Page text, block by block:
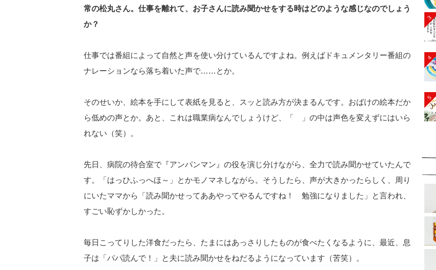
常の松丸さん。仕事を離れて、お子さんに読み聞かせをする時はどのような感じなのでしょう
か？
仕事では番組によって自然と声を使い分けているんですよね。例えばドキュメンタリー番組の
ナレーションなら落ち着いた声で……とか。
そのせいか、絵本を手にして表紙を見ると、スッと読み方が決まるんです。おばけの絵本だか
ら低めの声とか。あと、これは職業病なんでしょうけど、「 」の中は声色を変えずにはいら
れない（笑）。
先日、病院の待合室で『アンパンマン』の役を演じ分けながら、全力で読み聞かせていたんで
す。「はっひふっへほ～」とかモノマネしながら。そうしたら、声が大きかったらしく、周り
にいたママから「読み聞かせってああやってやるんですね！ 勉強になりました」と言われ、
すごい恥ずかしかった。
毎日こってりした洋食だったら、たまにはあっさりしたものが食べたくなるように、最近、息
子は「パパ読んで！」と夫に読み聞かせをねだるようになっています（苦笑）。
3
4
5